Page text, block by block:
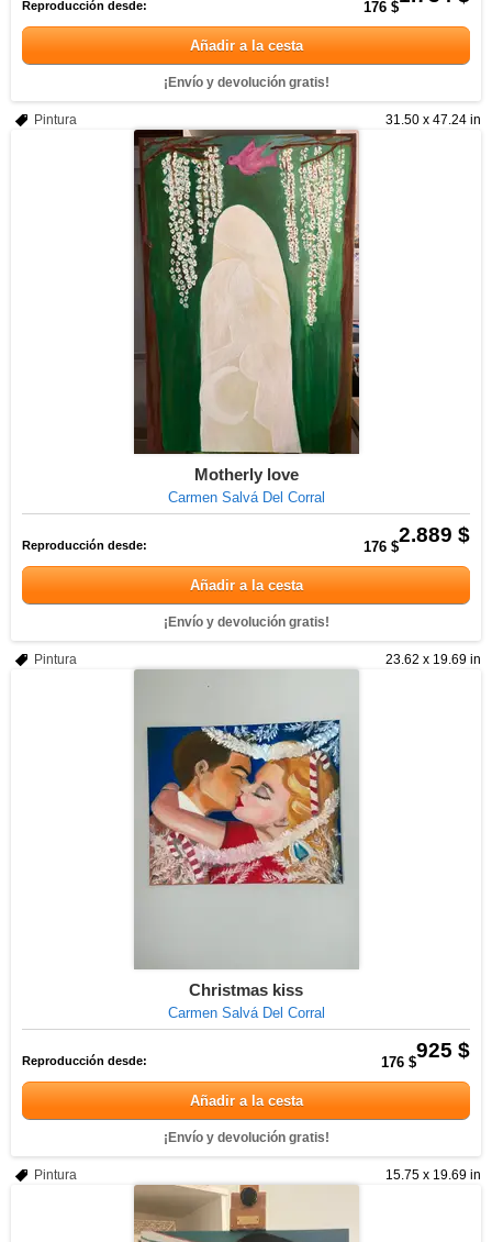
Reproducción desde: 176 $
Añadir a la cesta
¡Envío y devolución gratis!
31.50 x 47.24 in
Pintura
Motherly love
Carmen Salvá Del Corral
2.889 $
Reproducción desde: 176 $
Añadir a la cesta
¡Envío y devolución gratis!
23.62 x 19.69 in
Pintura
Christmas kiss
Carmen Salvá Del Corral
925 $
Reproducción desde: 176 $
Añadir a la cesta
¡Envío y devolución gratis!
15.75 x 19.69 in
Pintura